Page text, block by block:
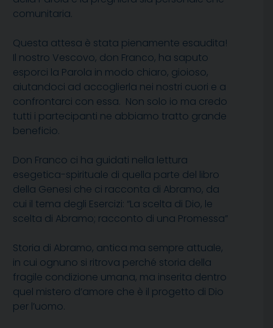
comunitaria.
Questa attesa è stata pienamente esaudita!
Il nostro Vescovo, don Franco, ha saputo
esporci la Parola in modo chiaro, gioioso,
aiutandoci ad accoglierla nei nostri cuori e a
confrontarci con essa. Non solo io ma credo
tutti i partecipanti ne abbiamo tratto grande
beneficio.
Don Franco ci ha guidati nella lettura
esegetica-spirituale di quella parte del libro
della Genesi che ci racconta di Abramo, da
cui il tema degli Esercizi: “La scelta di Dio, le
scelta di Abramo; racconto di una Promessa”
Storia di Abramo, antica ma sempre attuale,
in cui ognuno si ritrova perché storia della
fragile condizione umana, ma inserita dentro
quel mistero d’amore che è il progetto di Dio
per l’uomo.